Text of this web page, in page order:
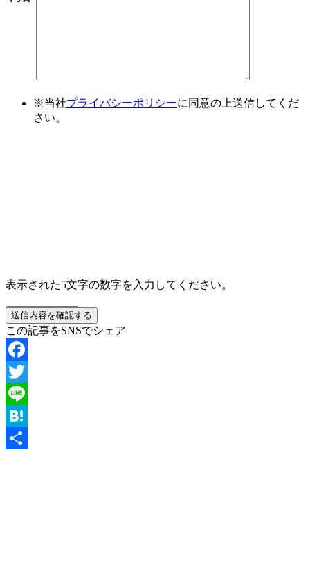
※当社プライバシーポリシーに同意の上送信してくだ
さい。
表示された5文字の数字を入力してください。
この記事をSNSでシェア
Facebook
Twitter
Line
Hatena